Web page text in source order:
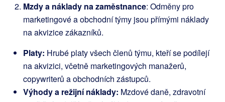
Mzdy a náklady na zaměstnance: Odměny pro
marketingové a obchodní týmy jsou přímými náklady
na akvizice zákazníků.
Platy: Hrubé platy všech členů týmu, kteří se podílejí
na akvizici, včetně marketingových manažerů,
copywriterů a obchodních zástupců.
Výhody a režijní náklady: Mzdové daně, zdravotní